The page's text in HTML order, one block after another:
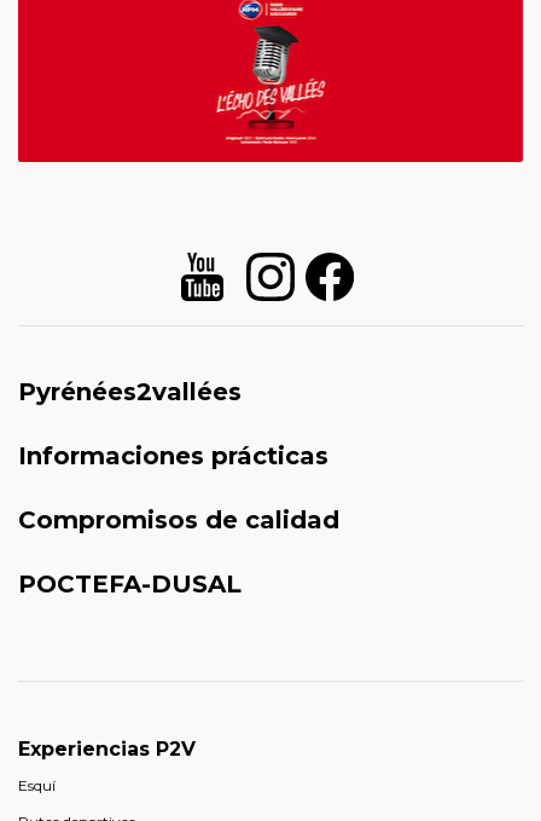
Pyrénées2vallées
Informaciones prácticas
Compromisos de calidad
POCTEFA-DUSAL
Experiencias P2V
Esquí